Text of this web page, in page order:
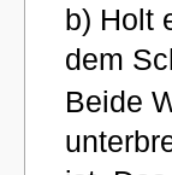
b) Holt
dem
Beide